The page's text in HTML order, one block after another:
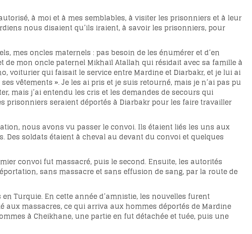
à moi et à mes semblables, à visiter les prisonniers et à leur
nous disaient qu’ils iraient, à savoir les prisonniers, pour
mes oncles maternels : pas besoin de les énumérer et d’en
mon oncle paternel Mikhaïl Atallah qui résidait avec sa famille à
voiturier qui faisait le service entre Mardine et Diarbakr, et je lui ai
vêtements ». Je les ai pris et je suis retourné, mais je n’ai pas pu
mais j’ai entendu les cris et les demandes de secours qui
prisonniers seraient déportés à Diarbakr pour les faire travailler
nous avons vu passer le convoi. Ils étaient liés les uns aux
Des soldats étaient à cheval au devant du convoi et quelques
convoi fut massacré, puis le second. Ensuite, les autorités
sans massacre et sans effusion de sang, par la route de
Turquie. En cette année d’amnistie, les nouvelles furent
aux massacres, ce qui arriva aux hommes déportés de Mardine
à Cheikhane, une partie en fut détachée et tuée, puis une